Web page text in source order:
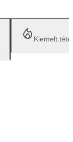
Kiemelt